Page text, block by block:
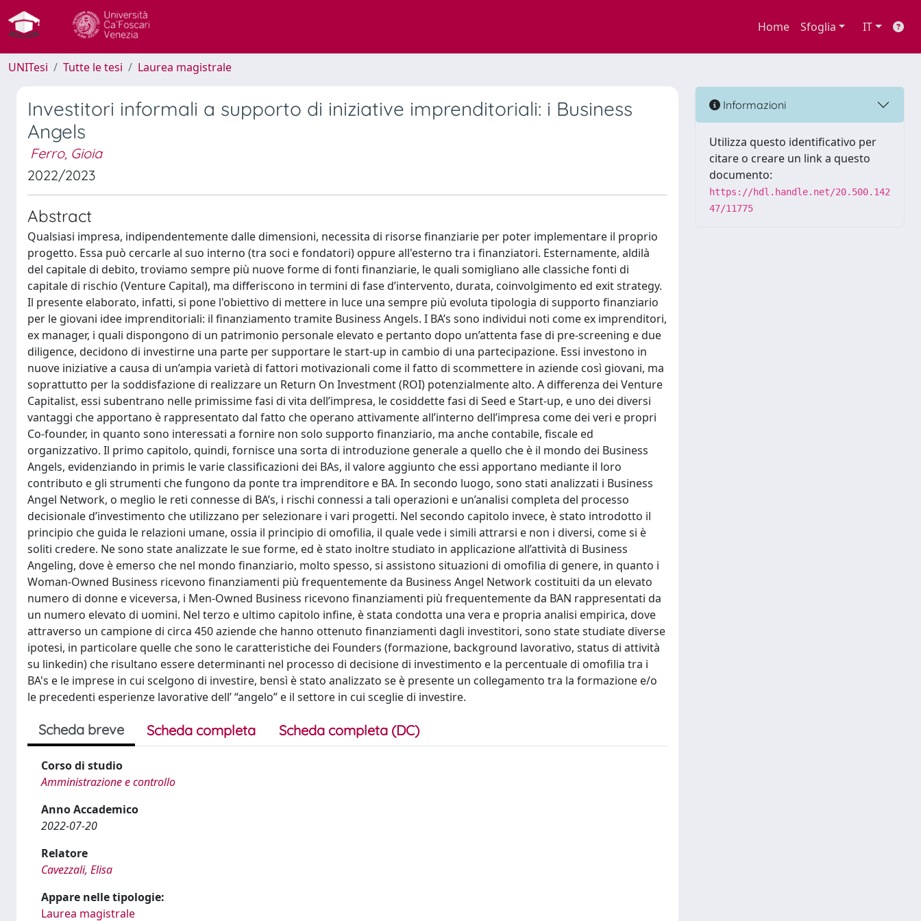
Home Sfoglia IT
UNITesi Tutte le tesi Laurea magistrale
Investitori informali a supporto di iniziative imprenditoriali: i Business
Angels
Ferro, Gioia
2022/2023
Abstract
Qualsiasi impresa, indipendentemente dalle dimensioni, necessita di risorse finanziarie per poter implementare il proprio
progetto. Essa può cercarle al suo interno (tra soci e fondatori) oppure all'esterno tra i finanziatori. Esternamente, aldilà
del capitale di debito, troviamo sempre più nuove forme di fonti finanziarie, le quali somigliano alle classiche fonti di
capitale di rischio (Venture Capital), ma differiscono in termini di fase d’intervento, durata, coinvolgimento ed exit strategy.
Il presente elaborato, infatti, si pone l'obiettivo di mettere in luce una sempre più evoluta tipologia di supporto finanziario
per le giovani idee imprenditoriali: il finanziamento tramite Business Angels. I BA’s sono individui noti come ex imprenditori,
ex manager, i quali dispongono di un patrimonio personale elevato e pertanto dopo un’attenta fase di pre-screening e due
diligence, decidono di investirne una parte per supportare le start-up in cambio di una partecipazione. Essi investono in
nuove iniziative a causa di un’ampia varietà di fattori motivazionali come il fatto di scommettere in aziende così giovani, ma
soprattutto per la soddisfazione di realizzare un Return On Investment (ROI) potenzialmente alto. A differenza dei Venture
Capitalist, essi subentrano nelle primissime fasi di vita dell’impresa, le cosiddette fasi di Seed e Start-up, e uno dei diversi
vantaggi che apportano è rappresentato dal fatto che operano attivamente all’interno dell’impresa come dei veri e propri
Co-founder, in quanto sono interessati a fornire non solo supporto finanziario, ma anche contabile, fiscale ed
organizzativo. Il primo capitolo, quindi, fornisce una sorta di introduzione generale a quello che è il mondo dei Business
Angels, evidenziando in primis le varie classificazioni dei BAs, il valore aggiunto che essi apportano mediante il loro
contributo e gli strumenti che fungono da ponte tra imprenditore e BA. In secondo luogo, sono stati analizzati i Business
Angel Network, o meglio le reti connesse di BA’s, i rischi connessi a tali operazioni e un’analisi completa del processo
decisionale d’investimento che utilizzano per selezionare i vari progetti. Nel secondo capitolo invece, è stato introdotto il
principio che guida le relazioni umane, ossia il principio di omofilia, il quale vede i simili attrarsi e non i diversi, come si è
soliti credere. Ne sono state analizzate le sue forme, ed è stato inoltre studiato in applicazione all’attività di Business
Angeling, dove è emerso che nel mondo finanziario, molto spesso, si assistono situazioni di omofilia di genere, in quanto i
Woman-Owned Business ricevono finanziamenti più frequentemente da Business Angel Network costituiti da un elevato
numero di donne e viceversa, i Men-Owned Business ricevono finanziamenti più frequentemente da BAN rappresentati da
un numero elevato di uomini. Nel terzo e ultimo capitolo infine, è stata condotta una vera e propria analisi empirica, dove
attraverso un campione di circa 450 aziende che hanno ottenuto finanziamenti dagli investitori, sono state studiate diverse
ipotesi, in particolare quelle che sono le caratteristiche dei Founders (formazione, background lavorativo, status di attività
su linkedin) che risultano essere determinanti nel processo di decisione di investimento e la percentuale di omofilia tra i
BA's e le imprese in cui scelgono di investire, bensì è stato analizzato se è presente un collegamento tra la formazione e/o
le precedenti esperienze lavorative dell’ “angelo” e il settore in cui sceglie di investire.
Scheda breve Scheda completa Scheda completa (DC)
Corso di studio
Amministrazione e controllo
Anno Accademico
2022-07-20
Relatore
Cavezzali, Elisa
Appare nelle tipologie:
Laurea magistrale
Informazioni
Utilizza questo identificativo per
citare o creare un link a questo
documento:
https://hdl.handle.net/20.500.142
47/11775